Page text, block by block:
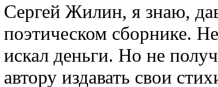
Сергей Жилин, я знаю,
поэтическом сборнике.
искал деньги. Но не
автору издавать свои